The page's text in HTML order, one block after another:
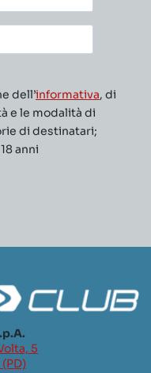
dell’informativa, di
e le modalità di
di destinatari;
anni
5